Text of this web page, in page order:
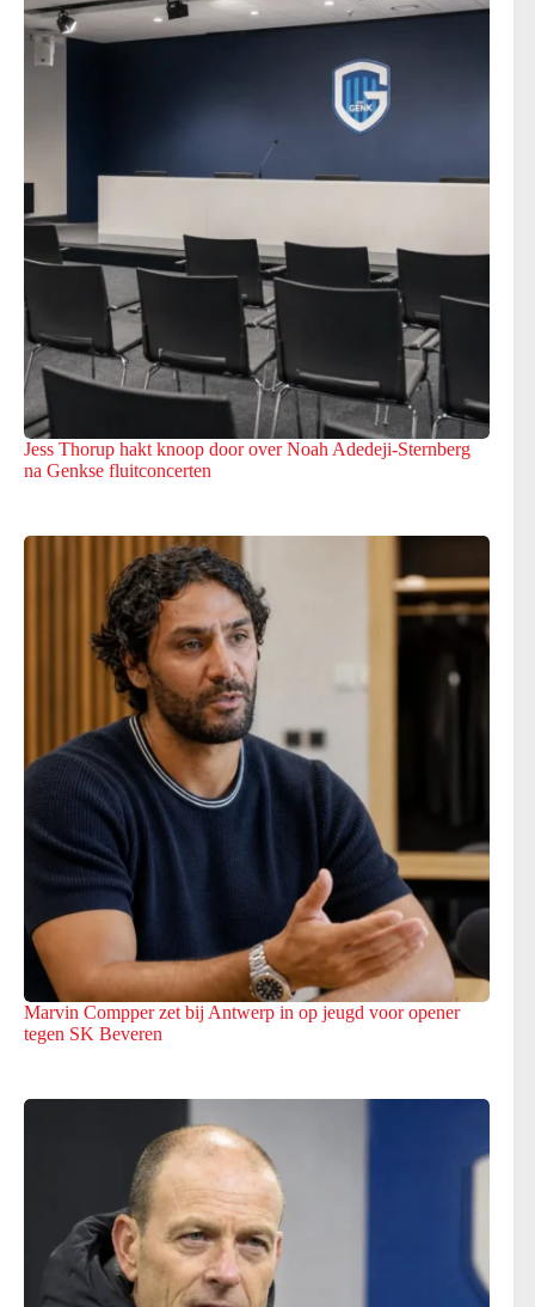
Jess Thorup hakt knoop door over Noah Adedeji-Sternberg
na Genkse fluitconcerten
Marvin Compper zet bij Antwerp in op jeugd voor opener
tegen SK Beveren